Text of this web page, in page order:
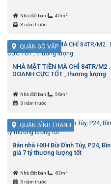
Nhà đất bán 40m 2
3 năm trước
QUẬN GÒ VẤP
NHÀ MẶT TIỀN MÀ CHỈ 84TR/M2
DOANH CỰC TỐT , thương lượng
Nhà đất bán 56m 2
3 năm trước
QUẬN BÌNH THẠNH
Bán nhà HXH Bùi Đình Túy, P24,
giá 7 tỷ thương lượng tốt
Nhà đất bán 63m 2
3 năm trước